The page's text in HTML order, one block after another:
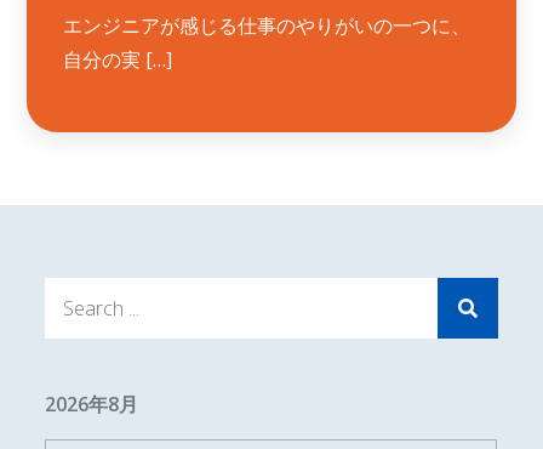
エンジニアが感じる仕事のやりがいの一つに、
自分の実 […]
2026年8月